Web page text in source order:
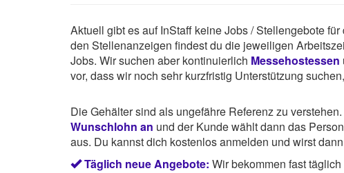
Aktuell gibt es auf InStaff keine Jobs / Stellengebote
den Stellenanzeigen findest du die jeweiligen
Jobs. Wir suchen aber kontinuierlich Messehostessen
vor, dass wir noch sehr kurzfristig Unterstützung
Die Gehälter sind als ungefähre Referenz zu
Wunschlohn an und der Kunde wählt dann das
aus. Du kannst dich kostenlos anmelden und wirst
Täglich neue Angebote: Wir bekommen fast